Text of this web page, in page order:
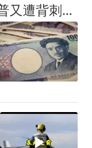
拉日本一把还被反咬？特朗普又遭背刺，日网民：再偷袭美国珍珠港